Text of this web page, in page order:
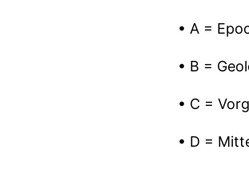
• A =
• B =
• C =
• D =